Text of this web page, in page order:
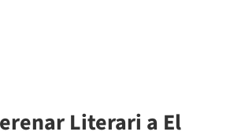
Literari a El